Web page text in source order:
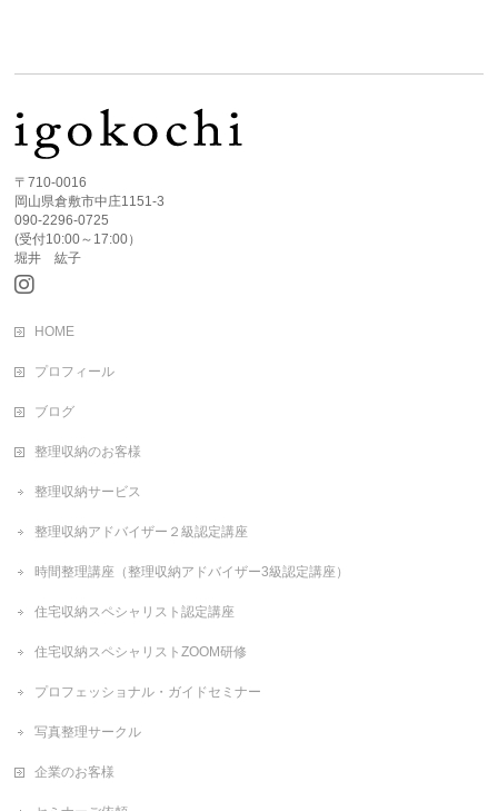
〒710-0016
岡山県倉敷市中庄1151-3
090-2296-0725
(受付10:00～17:00）
堀井 紘子
HOME
プロフィール
ブログ
整理収納のお客様
整理収納サービス
整理収納アドバイザー２級認定講座
時間整理講座（整理収納アドバイザー3級認定講座）
住宅収納スペシャリスト認定講座
住宅収納スペシャリストZOOM研修
プロフェッショナル・ガイドセミナー
写真整理サークル
企業のお客様